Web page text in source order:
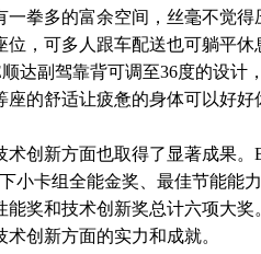
拳多的富余空间，丝毫不觉得
，可多人跟车配送也可躺平休
达副驾靠背可调至36度的设计
的舒适让疲惫的身体可以好好
创新方面也取得了显著成果。
小卡组全能金奖、最佳节能能
奖和技术创新奖总计六项大奖
创新方面的实力和成就。